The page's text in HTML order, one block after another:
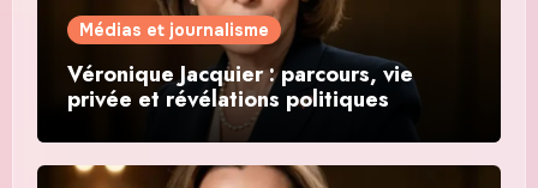
Médias et journalisme
Véronique Jacquier : parcours, vie
privée et révélations politiques